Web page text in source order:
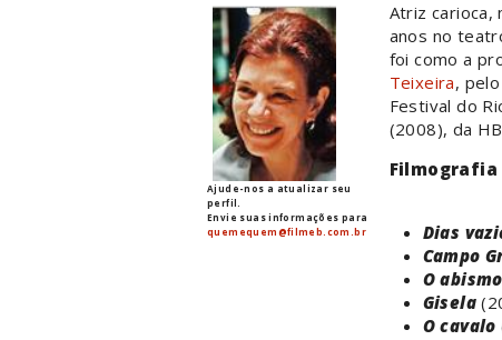
Ajude-nos a atualizar seu
perfil.
Envie suas informações para
quemequem@filmeb.com.br
Atriz carioca,
anos no
foi como a
Teixeira,
Festival do
(2008), da
Filmografia
Dias
Campo
O
Gisela
O cavalo